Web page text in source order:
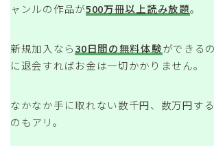
ャンルの作品が500万冊以上読み放題。
新規加入なら30日間の無料体験ができる
に退会すればお金は一切かかりません。
なかなか手に取れない数千円、数万円す
のもアリ。